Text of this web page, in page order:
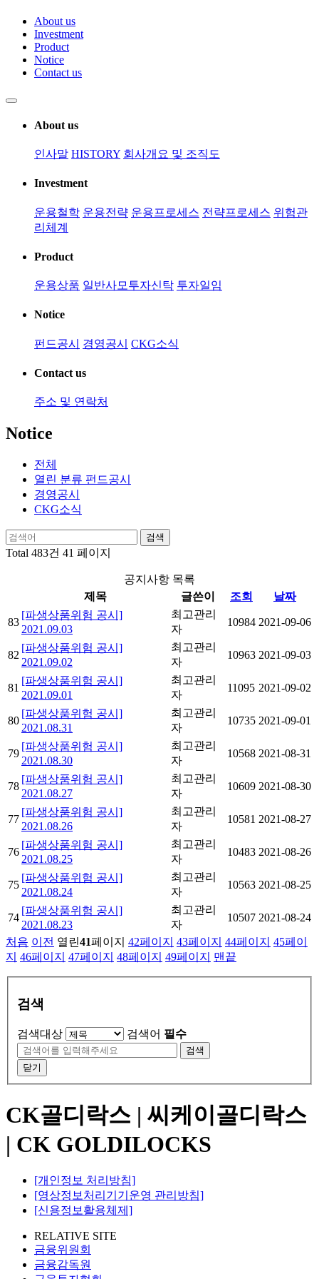
About us
Investment
Product
Notice
Contact us
About us
인사말 HISTORY 회사개요 및 조직도
Investment
운용철학 운용전략 운용프로세스 전략프로세스 위험관
리체계
Product
운용상품 일반사모투자신탁 투자일임
Notice
펀드공시 경영공시 CKG소식
Contact us
주소 및 연락처
Notice
전체
열린 분류 펀드공시
경영공시
CKG소식
검색
Total 483건 41 페이지
공지사항 목록
제목
글쓴이 조회 날짜
83
[파생상품위험 공시]
2021.09.03
최고관리
자
10984 2021-09-06
82
[파생상품위험 공시]
2021.09.02
최고관리
자
10963 2021-09-03
81
[파생상품위험 공시]
2021.09.01
최고관리
자
11095 2021-09-02
80
[파생상품위험 공시]
2021.08.31
최고관리
자
10735 2021-09-01
79
[파생상품위험 공시]
2021.08.30
최고관리
자
10568 2021-08-31
78
[파생상품위험 공시]
2021.08.27
최고관리
자
10609 2021-08-30
77
[파생상품위험 공시]
2021.08.26
최고관리
자
10581 2021-08-27
76
[파생상품위험 공시]
2021.08.25
최고관리
자
10483 2021-08-26
75
[파생상품위험 공시]
2021.08.24
최고관리
자
10563 2021-08-25
74
[파생상품위험 공시]
2021.08.23
최고관리
자
10507 2021-08-24
처음 이전 열린41페이지 42페이지 43페이지 44페이지 45페이
지 46페이지 47페이지 48페이지 49페이지 맨끝
검색
검색대상 검색어 필수
검색
닫기
CK골디락스 | 씨케이골디락스
| CK GOLDILOCKS
[개인정보 처리방침]
[영상정보처리기기운영 관리방침]
[신용정보활용체제]
RELATIVE SITE
금융위원회
금융감독원